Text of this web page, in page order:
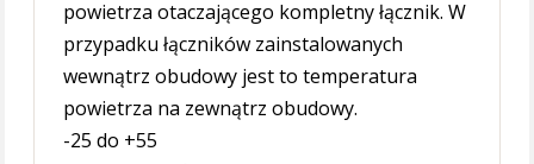
powietrza otaczającego kompletny łącznik. W
przypadku łączników zainstalowanych
wewnątrz obudowy jest to temperatura
powietrza na zewnątrz obudowy.
-25 do +55